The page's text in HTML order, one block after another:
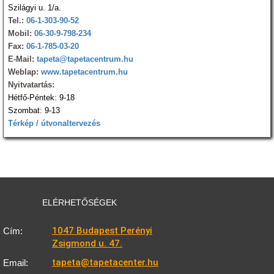
Szilágyi u. 1/a.
Tel.: 06-1-303-90-52
Mobil: 06-30-9-798-234
Fax: 06-1-785-03-20
E-Mail: tapeta@tapetacentrum.hu
Weblap: www.tapetacentrum.hu
Nyitvatartás:
Hétfő-Péntek: 9-18
Szombat: 9-13
Térkép / útvonaltervezés
ELÉRHETŐSÉGEK
Cím:
1047 Budapest Perényi
Zsigmond u. 47.
Email: tapeta@tapetacenter.hu